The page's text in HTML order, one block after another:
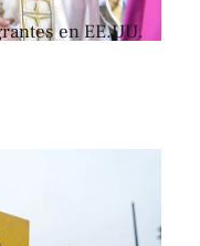
en EE.UU.